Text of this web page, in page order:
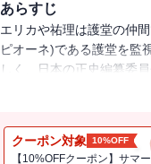
あらすじ
エリカや祐理は護堂の仲
ピオーネ)である護堂を監
しく、日本の正史編纂委
恐れている。不本意なが
クーポン対象 10%OFF
【10%OFFクーポン】サマ